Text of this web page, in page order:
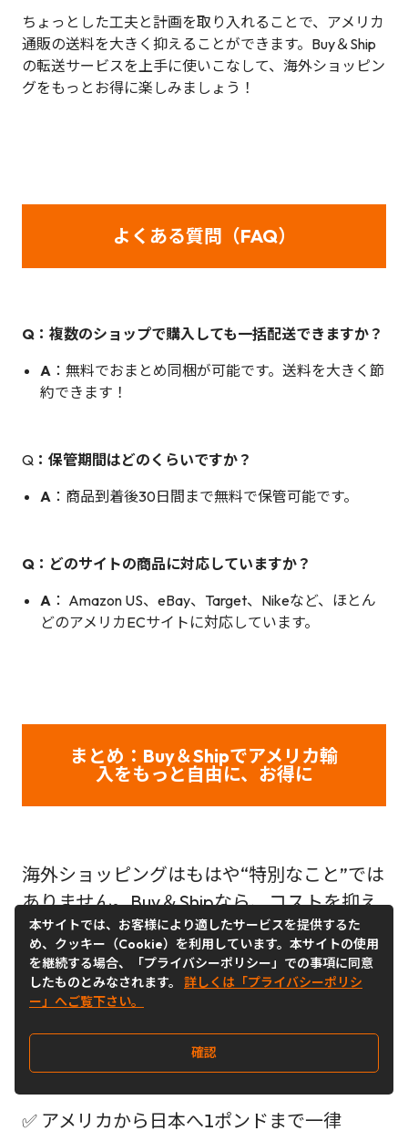
ちょっとした工夫と計画を取り入れることで、アメリカ
通販の送料を大きく抑えることができます。Buy＆Ship
の転送サービスを上手に使いこなして、海外ショッピン
グをもっとお得に楽しみましょう！
よくある質問（FAQ）
Q：複数のショップで購入しても一括配送できますか？
A ：無料でおまとめ同梱が可能です。送料を大きく節
約できます！
Q ：保管期間はどのくらいですか？
A ：商品到着後30日間まで無料で保管可能です。
Q：どのサイトの商品に対応していますか？
A ： Amazon US、eBay、Target、Nikeなど、ほとん
どのアメリカECサイトに対応しています。
まとめ： Buy＆Shipでアメリカ輸
入をもっと自由に、お得に
海外ショッピングはもはや“特別なこと”では
ありません。Buy＆Shipなら、コストを抑え
ながら、日本から簡単・便利にアメリカの商
品を入手できます。
🔗まずは無料登録して、海外通販を始めま
しょう！
✅ アメリカから日本へ1ポンドまで一律
本サイトでは、お客様により適したサービスを提供するた
め、クッキー（Cookie）を利用しています。本サイトの使用
を継続する場合、「プライバシーポリシー」での事項に同意
したものとみなされます。 詳しくは「プライバシーポリシ
ー」へご覧下さい。
確認